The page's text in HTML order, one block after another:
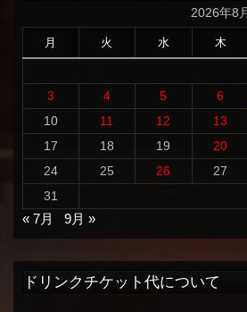
2026年8
月 火 水 木
3
4 5 6
10
11 12 13
17
18 19 20
24
25 26 27
31
« 7月
9月 »
ドリンクチケット代について